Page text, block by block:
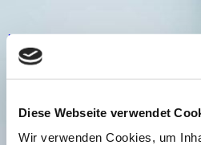
Diese Webseite verwendet
Wir verwenden Cookies, um
Imprägnierung bei neuverlegten
Grundreinigung und Schutz Ihrer
an…!
dienen der Reinigung und dem
Gesteinsböden.